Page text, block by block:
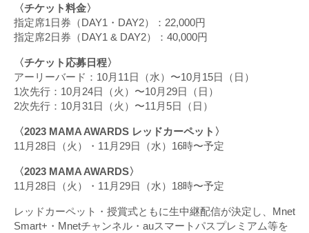
〈チケット料金〉
指定席1日券（DAY1・DAY2）：22,000円
指定席2日券（DAY1 & DAY2）：40,000円
〈チケット応募日程〉
アーリーバード：10月11日（水）〜10月15日（日）
1次先行：10月24日（火）〜10月29日（日）
2次先行：10月31日（火）〜11月5日（日）
〈2023 MAMA AWARDS レッドカーペット〉
11月28日（火）・11月29日（水）16時〜予定
〈2023 MAMA AWARDS〉
11月28日（火）・11月29日（水）18時〜予定
レッドカーペット・授賞式ともに生中継配信が決定し、Mnet
Smart+・Mnetチャンネル・auスマートパスプレミアム等を